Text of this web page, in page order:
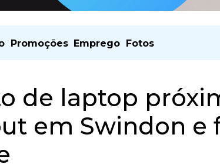
Promoções Emprego Fotos
de laptop
em Swindon e